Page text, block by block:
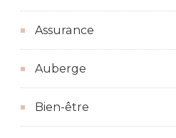
Assurance
Auberge
Bien-être